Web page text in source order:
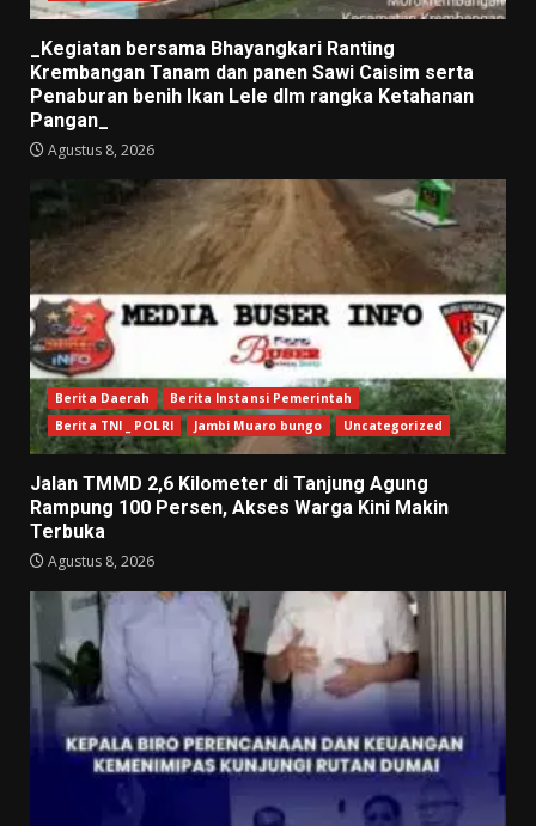
_Kegiatan bersama Bhayangkari Ranting
Krembangan Tanam dan panen Sawi Caisim serta
Penaburan benih Ikan Lele dlm rangka Ketahanan
Pangan_
Agustus 8, 2026
Berita Daerah
Berita Instansi Pemerintah
Berita TNI _ POLRI
Jambi Muaro bungo Uncategorized
Jalan TMMD 2,6 Kilometer di Tanjung Agung
Rampung 100 Persen, Akses Warga Kini Makin
Terbuka
Agustus 8, 2026